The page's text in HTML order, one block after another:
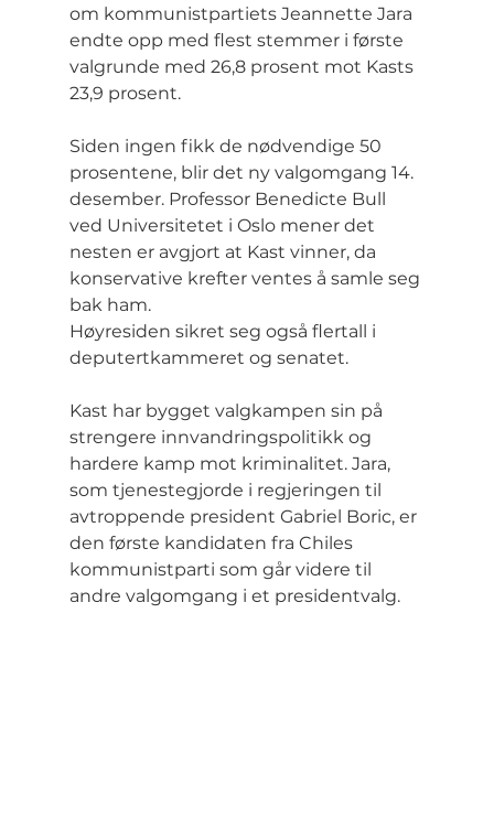
om kommunistpartiets Jeannette Jara
endte opp med flest stemmer i første
valgrunde med 26,8 prosent mot Kasts
23,9 prosent.
Siden ingen fikk de nødvendige 50
prosentene, blir det ny valgomgang 14.
desember. Professor Benedicte Bull
ved Universitetet i Oslo mener det
nesten er avgjort at Kast vinner, da
konservative krefter ventes å samle seg
bak ham.
Høyresiden sikret seg også flertall i
deputertkammeret og senatet.
Kast har bygget valgkampen sin på
strengere innvandringspolitikk og
hardere kamp mot kriminalitet. Jara,
som tjenestegjorde i regjeringen til
avtroppende president Gabriel Boric, er
den første kandidaten fra Chiles
kommunistparti som går videre til
andre valgomgang i et presidentvalg.